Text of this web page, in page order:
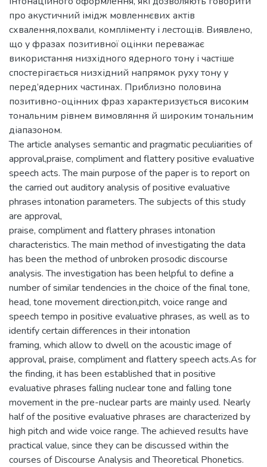
про акустичний імідж мовленнєвих актів
схвалення,похвали, компліменту і лестощів. Виявлено,
що у фразах позитивної оцінки переважає
використання низхідного ядерного тону і частіше
спостерігається низхідний напрямок руху тону у
перед’ядерних частинах. Приблизно половина
позитивно-оцінних фраз характеризується високим
тональним рівнем вимовляння й широким тональним
діапазоном.
The article analyses semantic and pragmatic peculiarities of
approval,praise, compliment and flattery positive evaluative
speech acts. The main purpose of the paper is to report on
the carried out auditory analysis of positive evaluative
phrases intonation parameters. The subjects of this study
are approval,
praise, compliment and flattery phrases intonation
characteristics. The main method of investigating the data
has been the method of unbroken prosodic discourse
analysis. The investigation has been helpful to define a
number of similar tendencies in the choice of the final tone,
head, tone movement direction,pitch, voice range and
speech tempo in positive evaluative phrases, as well as to
identify certain differences in their intonation
framing, which allow to dwell on the acoustic image of
approval, praise, compliment and flattery speech acts.As for
the finding, it has been established that in positive
evaluative phrases falling nuclear tone and falling tone
movement in the pre-nuclear parts are mainly used. Nearly
half of the positive evaluative phrases are characterized by
high pitch and wide voice range. The achieved results have
practical value, since they can be discussed within the
courses of Discourse Analysis and Theoretical Phonetics.